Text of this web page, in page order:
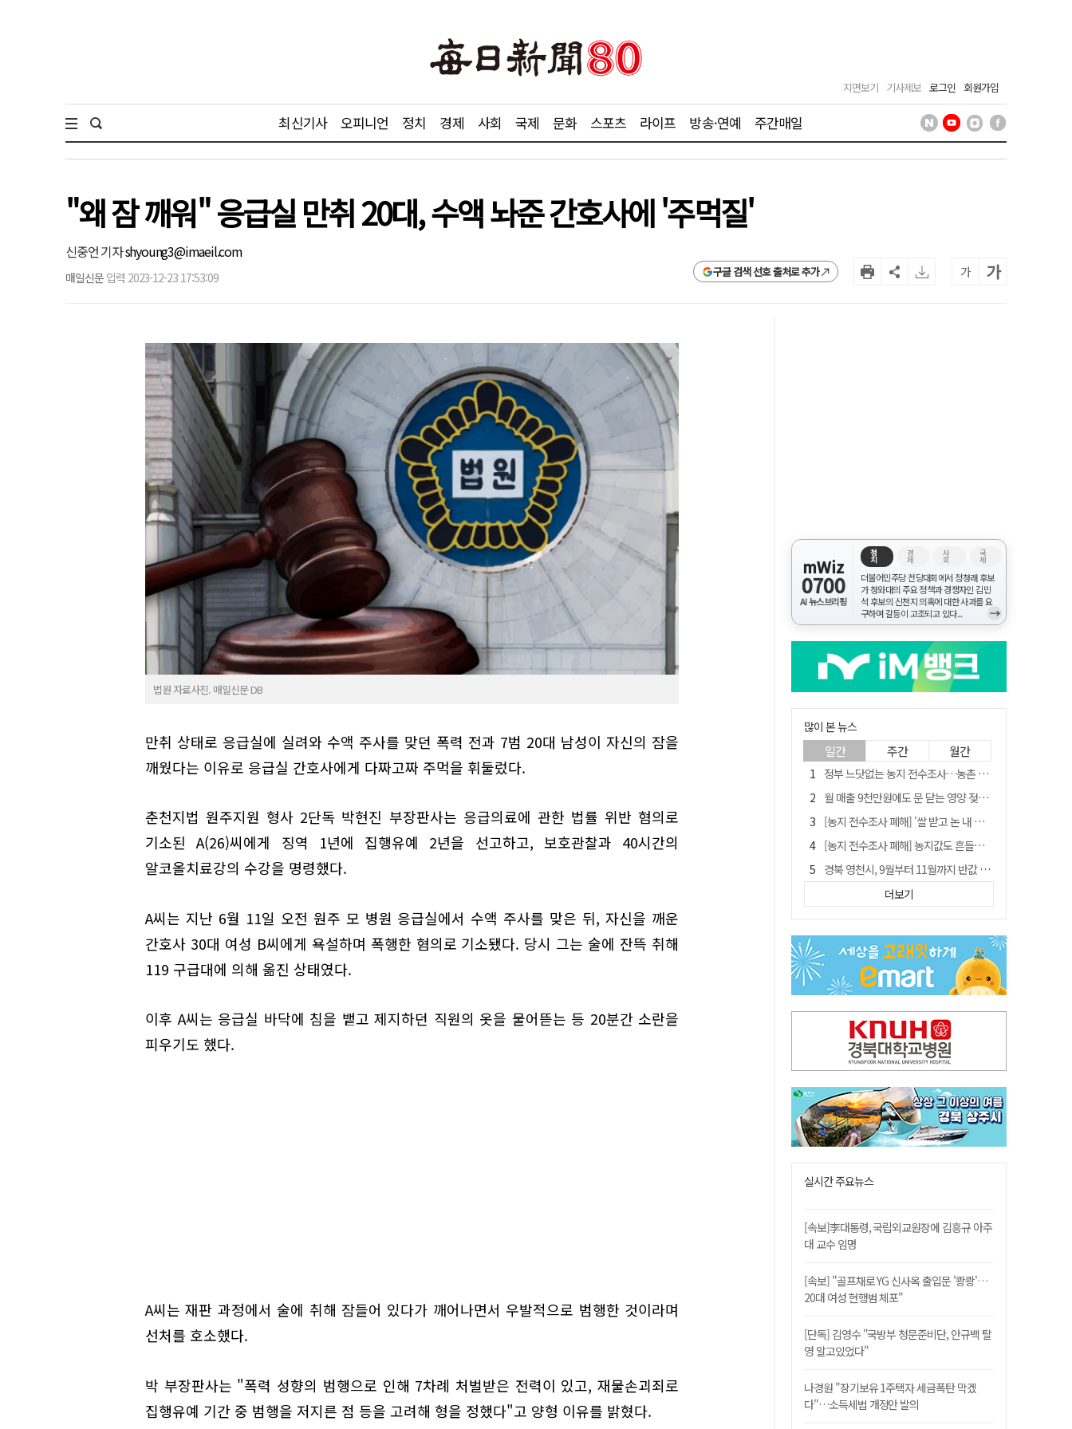
지면보기 기사제보 로그인 회원가입
최신기사 오피니언 정치 경제 사회 국제 문화 스포츠 라이프 방송·연예 주간매일
"왜 잠 깨워" 응급실 만취 20대, 수액 놔준 간호사에 '주먹질'
신중언 기자shyoung3@imaeil.com
매일신문 입력 2023-12-23 17:53:09 구글 검색 선호 출처로 추가 가 가
법원 자료사진. 매일신문 DB
만취 상태로 응급실에 실려와 수액 주사를 맞던 폭력 전과 7범 20대 남성이 자신의 잠을
깨웠다는 이유로 응급실 간호사에게 다짜고짜 주먹을 휘둘렀다.
춘천지법 원주지원 형사 2단독 박현진 부장판사는 응급의료에 관한 법률 위반 혐의로
기소된 A(26)씨에게 징역 1년에 집행유예 2년을 선고하고, 보호관찰과 40시간의
알코올치료강의 수강을 명령했다.
A씨는 지난 6월 11일 오전 원주 모 병원 응급실에서 수액 주사를 맞은 뒤, 자신을 깨운
간호사 30대 여성 B씨에게 욕설하며 폭행한 혐의로 기소됐다. 당시 그는 술에 잔뜩 취해
119 구급대에 의해 옮진 상태였다.
이후 A씨는 응급실 바닥에 침을 뱉고 제지하던 직원의 옷을 물어뜯는 등 20분간 소란을
피우기도 했다.
A씨는 재판 과정에서 술에 취해 잠들어 있다가 깨어나면서 우발적으로 범행한 것이라며
선처를 호소했다.
박 부장판사는 "폭력 성향의 범행으로 인해 7차례 처벌받은 전력이 있고, 재물손괴죄로
집행유예 기간 중 범행을 저지른 점 등을 고려해 형을 정했다"고 양형 이유를 밝혔다.
mWiz
0700
AI 뉴스브리핑
정
치
경
제
사
회
국
제
더불어민주당 전당대회에서 정청래 후보
가 청와대의 주요 정책과 경쟁자인 김민
석 후보의 신천지 의혹에 대한 사과를 요
구하며 갈등이 고조되고 있다...
→
많이 본 뉴스
일간 주간 월간
정부 느닷없는 농지 전수조사…농촌 들쑤시는 '경자유전'의 칼날
월 매출 9천만원에도 문 닫는 영양 젖소농장… "일할 사람이 없어"
[농지 전수조사 폐해] '쌀 받고 논 내 준' 도지농 이제 어쩌나?
[농지 전수조사 폐해] 농지값도 흔들리나…"도지 막히면 헐값 매물 나올 수도"
경북 영천시, 9월부터 11월까지 반값 여행 혜택 제공
'솔리다임 IPO 추진설' SK하이닉스, 주가 9% 급락
[농지 전수조사 폐해] 실경작농·청년농 부담도 커진다
TK신공항 참여 주저한 LH, 광주군공항 사업에는 앞장
아쉬운 태클
더보기
실시간 주요뉴스
[속보]李대통령, 국립외교원장에 김흥규 아주
대 교수 임명
[속보] "골프채로 YG 신사옥 출입문 '쾅쾅'…
20대 여성 현행범 체포"
[단독] 김영수 "국방부 청문준비단, 안규백 탈
영 알고있었다"
나경원 "장기보유 1주택자 세금폭탄 막겠
다"…소득세법 개정안 발의